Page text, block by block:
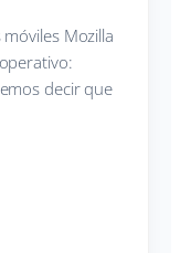
Mozilla
decir que